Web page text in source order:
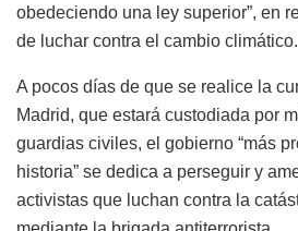
obedeciendo una ley superior”, en
de luchar contra el cambio climático.
A pocos días de que se realice la
Madrid, que estará custodiada por
guardias civiles, el gobierno “más
historia” se dedica a perseguir y
activistas que luchan contra la